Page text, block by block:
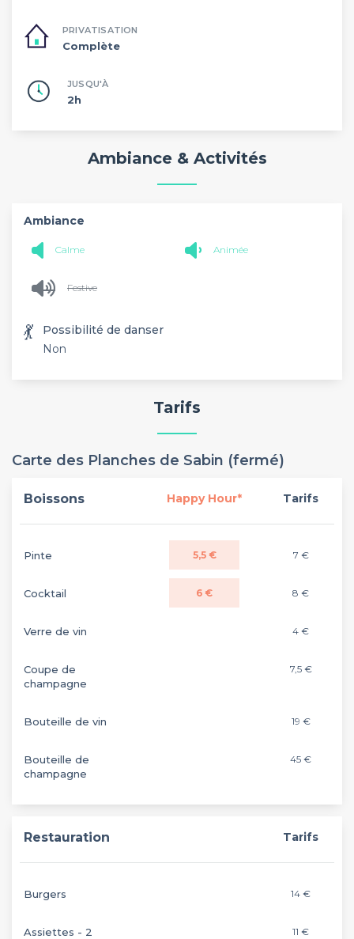
PRIVATISATION
Complète
JUSQU'À
2h
Ambiance & Activités
Ambiance
Calme Animée
Festive
💃
Possibilité de danser
Non
Tarifs
Carte des Planches de Sabin (fermé)
Boissons Happy Hour* Tarifs
Pinte 5,5 € 7 €
Cocktail 6 € 8 €
Verre de vin 4 €
Coupe de
champagne
7,5 €
Bouteille de vin 19 €
Bouteille de
champagne
45 €
Restauration Tarifs
Burgers 14 €
Assiettes - 2
11 €